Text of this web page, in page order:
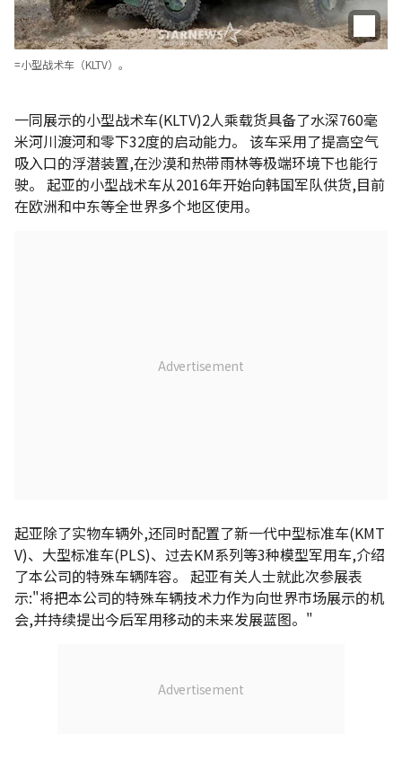
=小型战术车（KLTV）。
一同展示的小型战术车(KLTV)2人乘载货具备了水深760毫
米河川渡河和零下32度的启动能力。 该车采用了提高空气
吸入口的浮潜装置,在沙漠和热带雨林等极端环境下也能行
驶。 起亚的小型战术车从2016年开始向韩国军队供货,目前
在欧洲和中东等全世界多个地区使用。
起亚除了实物车辆外,还同时配置了新一代中型标准车(KMT
V)、大型标准车(PLS)、过去KM系列等3种模型军用车,介绍
了本公司的特殊车辆阵容。 起亚有关人士就此次参展表
示:"将把本公司的特殊车辆技术力作为向世界市场展示的机
会,并持续提出今后军用移动的未来发展蓝图。"